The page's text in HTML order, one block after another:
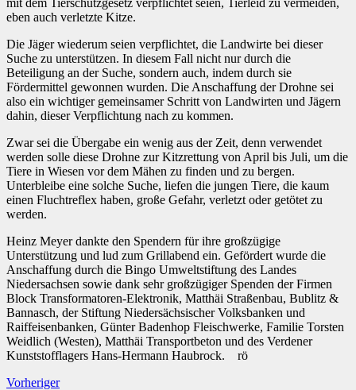
eben auch verletzte Kitze.
Die Jäger wiederum seien verpflichtet, die Landwirte bei dieser
Suche zu unterstützen. In diesem Fall nicht nur durch die
Beteiligung an der Suche, sondern auch, indem durch sie
Fördermittel gewonnen wurden. Die Anschaffung der Drohne sei
also ein wichtiger gemeinsamer Schritt von Landwirten und Jägern
dahin, dieser Verpflichtung nach zu kommen.
Zwar sei die Übergabe ein wenig aus der Zeit, denn verwendet
werden solle diese Drohne zur Kitzrettung von April bis Juli, um die
Tiere in Wiesen vor dem Mähen zu finden und zu bergen.
Unterbleibe eine solche Suche, liefen die jungen Tiere, die kaum
einen Fluchtreflex haben, große Gefahr, verletzt oder getötet zu
werden.
Heinz Meyer dankte den Spendern für ihre großzügige
Unterstützung und lud zum Grillabend ein. Gefördert wurde die
Anschaffung durch die Bingo Umweltstiftung des Landes
Niedersachsen sowie dank sehr großzügiger Spenden der Firmen
Block Transformatoren-Elektronik, Matthäi Straßenbau, Bublitz &
Bannasch, der Stiftung Niedersächsischer Volksbanken und
Raiffeisenbanken, Günter Badenhop Fleischwerke, Familie Torsten
Weidlich (Westen), Matthäi Transportbeton und des Verdener
Kunststofflagers Hans-Hermann Haubrock. rö
Vorheriger